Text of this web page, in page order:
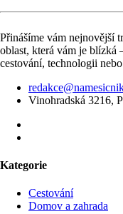
Přinášíme vám nejnovější
oblast, která vám je blízká
cestování, technologii
Vinohradská 3216,
Kategorie
Cestování
Domov a zahrada